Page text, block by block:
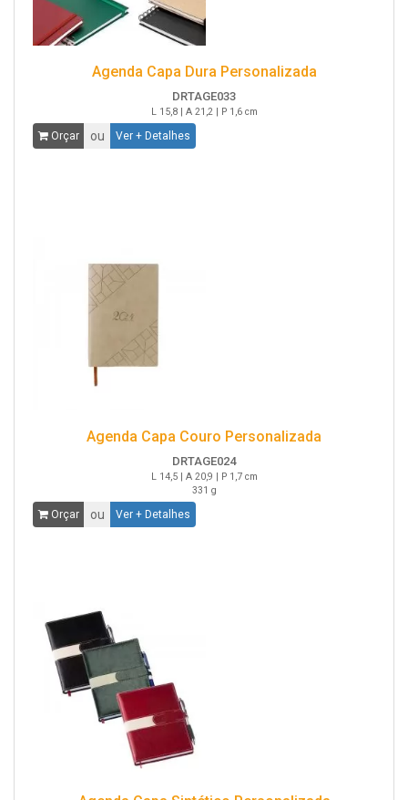
Agenda Capa Dura Personalizada
DRTAGE033
L 15,8 | A 21,2 | P 1,6 cm
Orçar ou Ver + Detalhes
Agenda Capa Couro Personalizada
DRTAGE024
L 14,5 | A 20,9 | P 1,7 cm
331 g
Orçar ou Ver + Detalhes